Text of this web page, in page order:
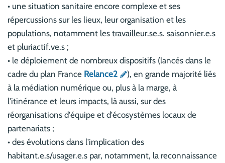
• une situation sanitaire encore complexe et ses
répercussions sur les lieux, leur organisation et les
populations, notamment les travailleur.se.s. saisonnier.e.s
et pluriactif.ve.s ;
• le déploiement de nombreux dispositifs (lancés dans le
cadre du plan France Relance2
), en grande majorité liés
à la médiation numérique ou, plus à la marge, à
l'itinérance et leurs impacts, là aussi, sur des
réorganisations d'équipe et d'écosystèmes locaux de
partenariats ;
• des évolutions dans l'implication des
habitant.e.s/usager.e.s par, notamment, la reconnaissance